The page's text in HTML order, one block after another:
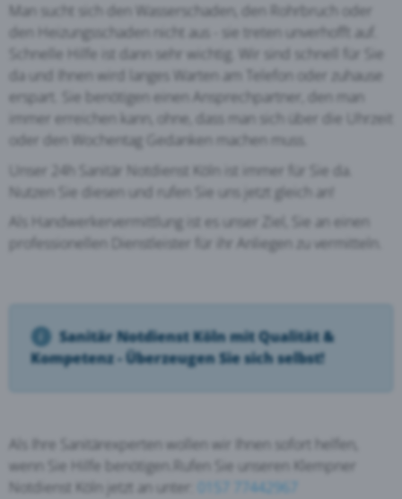
Man sucht sich den Wasserschaden, den Rohrbruch oder
den Heizungsschaden nicht aus - sie treten unverhofft auf.
Schnelle Hilfe ist dann sehr wichtig. Wir sind schnell für Sie
da und Ihnen wird langes Warten am Telefon oder zuhause
erspart. Sie benötigen einen Ansprechpartner, den man
immer erreichen kann, ohne, dass man sich über die Uhrzeit
oder den Wochentag Gedanken machen muss.
Unser 24h Sanitär Notdienst Köln ist immer für Sie da.
Nutzen Sie diesen und rufen Sie uns jetzt gleich an!
Als Handwerkervermittlung ist es unser Ziel, Sie an einen
professionellen Dienstleister für ihr Anliegen zu vermitteln.
Sanitär Notdienst Köln mit Qualität &
Kompetenz - Überzeugen Sie sich selbst!
Als Ihre Sanitärexperten wollen wir Ihnen sofort helfen,
wenn Sie Hilfe benötigen.Rufen Sie unseren Klempner
Notdienst Köln jetzt an unter:
0157 77442967